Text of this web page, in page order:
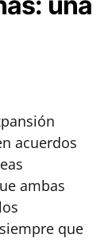
acuerdos
ambas
que